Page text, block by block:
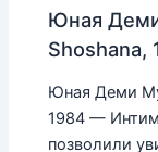
Юная Деми
Shoshana,
Юная Деми
1984 —
позволили